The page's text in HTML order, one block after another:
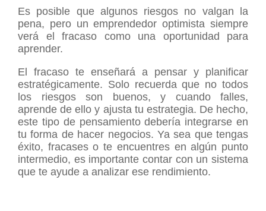
Es posible que algunos riesgos no valgan la
pena, pero un emprendedor optimista siempre
verá el fracaso como una oportunidad para
aprender.
El fracaso te enseñará a pensar y planificar
estratégicamente. Solo recuerda que no todos
los riesgos son buenos, y cuando falles,
aprende de ello y ajusta tu estrategia. De hecho,
este tipo de pensamiento debería integrarse en
tu forma de hacer negocios. Ya sea que tengas
éxito, fracases o te encuentres en algún punto
intermedio, es importante contar con un sistema
que te ayude a analizar ese rendimiento.